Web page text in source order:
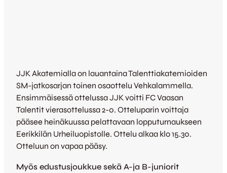
JJK Akatemialla on lauantaina Talenttiakatemioiden
SM-jatkosarjan toinen osaottelu Vehkalammella.
Ensimmäisessä ottelussa JJK voitti FC Vaasan
Talentit vierasottelussa 2-0. Otteluparin voittaja
pääsee heinäkuussa pelattavaan lopputurnaukseen
Eerikkilän Urheiluopistolle. Ottelu alkaa klo 15.30.
Otteluun on vapaa pääsy.
Myös edustusjoukkue sekä A-ja B-juniorit